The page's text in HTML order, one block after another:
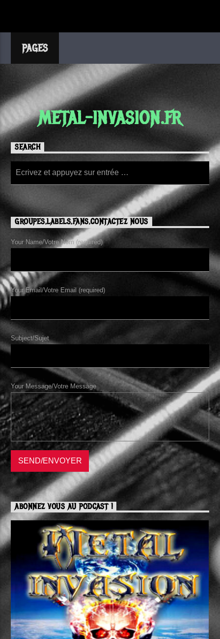
PAGES
METAL-INVASION.FR
SEARCH
GROUPES,LABELS,FANS,CONTACTEZ NOUS
Your Name/Votre Nom (required)
Your Email/Votre Email (required)
Subject/Sujet
Your Message/Votre Message
ABONNEZ VOUS AU PODCAST !